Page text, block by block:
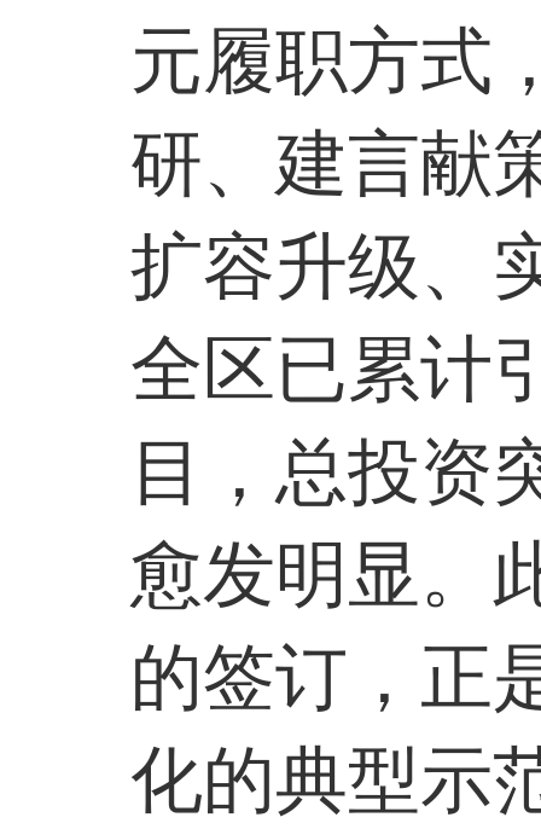
元履职方式
研、建言献
扩容升级、
全区已累计
目，总投资
愈发明显。
的签订，正
化的典型示